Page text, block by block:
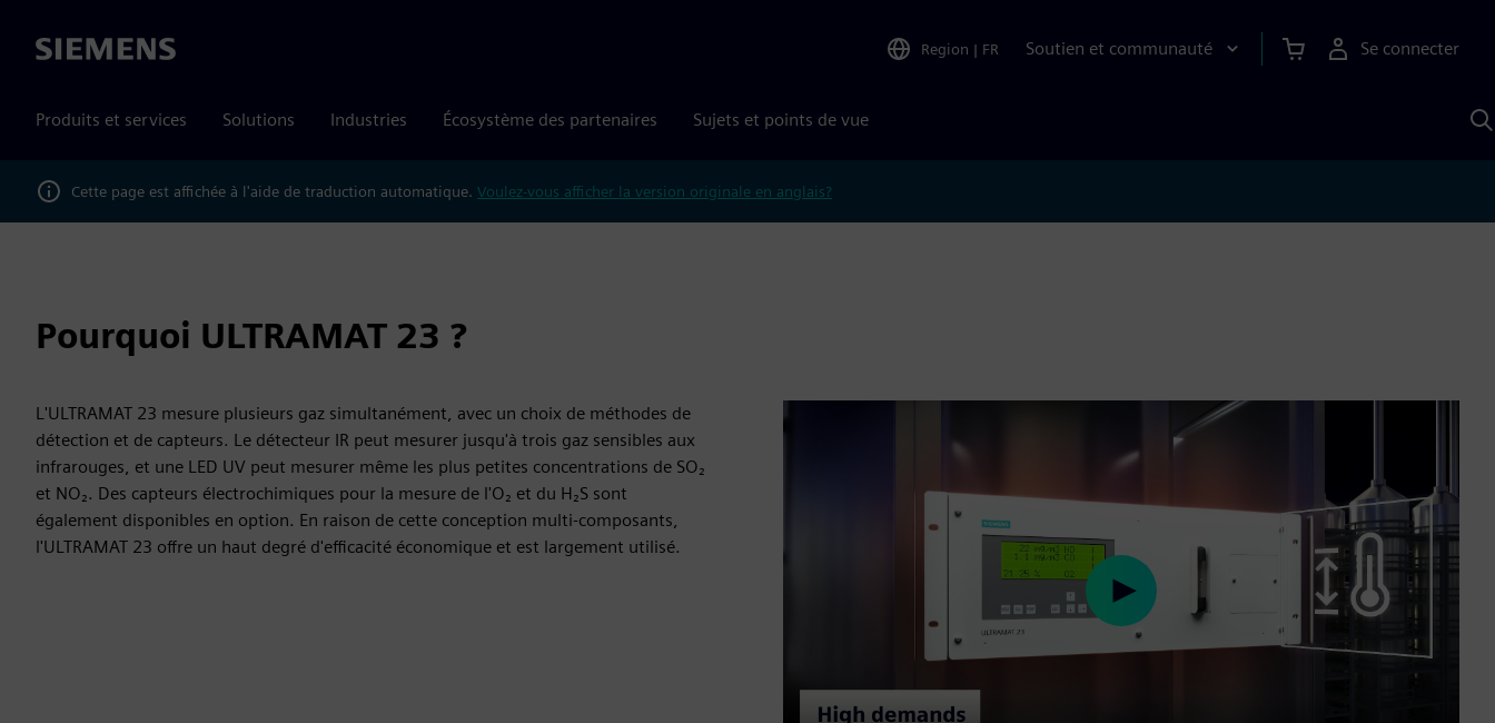
Siemens Region | FR Soutien et communauté Se connecter
Produits et services Solutions Industries Écosystème des partenaires Sujets et points de vue
Cette page est affichée à l'aide de traduction automatique. Voulez-vous afficher la version originale en anglais?
Pourquoi ULTRAMAT 23 ?
L'ULTRAMAT 23 mesure plusieurs gaz simultanément, avec un choix de méthodes de
détection et de capteurs. Le détecteur IR peut mesurer jusqu'à trois gaz sensibles aux
infrarouges, et une LED UV peut mesurer même les plus petites concentrations de SO₂
et NO₂. Des capteurs électrochimiques pour la mesure de l'O₂ et du H₂S sont
également disponibles en option. En raison de cette conception multi-composants,
l'ULTRAMAT 23 offre un haut degré d'efficacité économique et est largement utilisé.
Play